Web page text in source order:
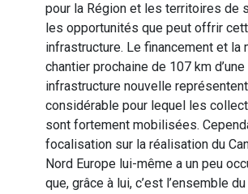
pour la Région et les territoires de
les opportunités que peut offrir
infrastructure. Le financement et la
chantier prochaine de 107 km d’une
infrastructure nouvelle
considérable pour lequel les
sont fortement mobilisées.
focalisation sur la réalisation du
Nord Europe lui-même a un peu
que, grâce à lui, c’est l’ensemble